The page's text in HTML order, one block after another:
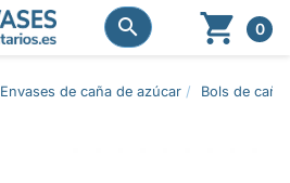

  0
Envases de caña de azúcar Bols de